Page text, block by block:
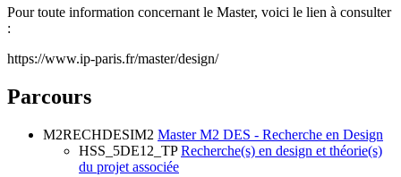
Pour toute information concernant le Master, voici le lien à consulter
:
https://www.ip-paris.fr/master/design/
Parcours
M2RECHDESIM2 Master M2 DES - Recherche en Design
HSS_5DE12_TP Recherche(s) en design et théorie(s)
du projet associée